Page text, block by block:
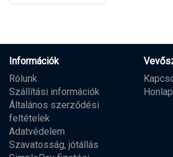
Információk
Rólunk
Szállítási információk
Általános szerződési
feltételek
Adatvédelem
Szavatosság, jótállás